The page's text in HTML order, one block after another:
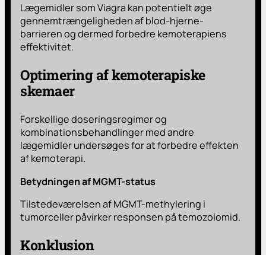
Lægemidler som Viagra kan potentielt øge
gennemtrængeligheden af blod-hjerne-
barrieren og dermed forbedre kemoterapiens
effektivitet.
Optimering af kemoterapiske
skemaer
Forskellige doseringsregimer og
kombinationsbehandlinger med andre
lægemidler undersøges for at forbedre effekten
af kemoterapi.
Betydningen af MGMT-status
Tilstedeværelsen af MGMT-methylering i
tumorceller påvirker responsen på temozolomid.
Konklusion